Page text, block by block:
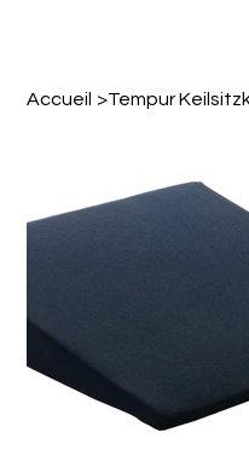
Accueil >Tempur